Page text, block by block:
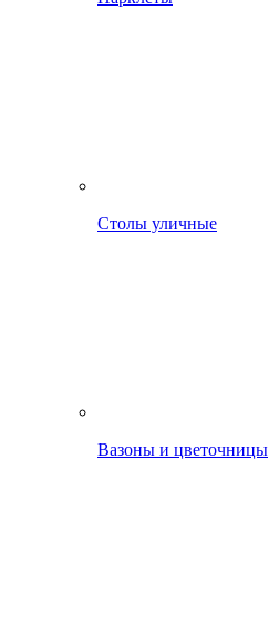
Столы уличные
Вазоны и цветочницы